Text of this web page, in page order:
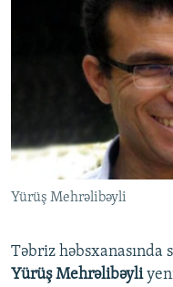
Yürüş Mehrəlibəyli
Təbriz həbsxanasında
Yürüş Mehrəlibəyli